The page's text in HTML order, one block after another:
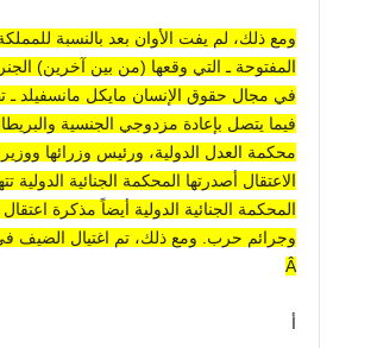
ومع ذلك، لم يفت الأوان بعد بالنسبة
المفتوحة ـ التي وقعها (من بين آخرين)
في مجال حقوق الإنسان مايكل مانسفيلد
فيما يتصل بإعادة مزدوجي الجنسية
محكمة العدل الدولية، ورئيس وزرائها
الاعتقال أصدرتها المحكمة الجنائية
المحكمة الجنائية الدولية أيضاً مذكرة
وجرائم حرب. ومع ذلك، تم اغتيال الضيف
Â
أ